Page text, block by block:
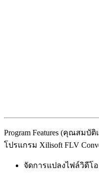
Program Features (คุณสม
โปรแกรม Xilisoft FLV
จัดการแปลงไฟล์วิดีโ